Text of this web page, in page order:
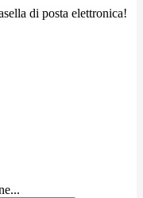
di posta elettronica!